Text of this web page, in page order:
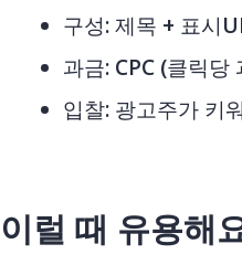
구성: 제목 + 표시
과금: CPC (클릭당
입찰: 광고주가 키
이럴 때 유용해